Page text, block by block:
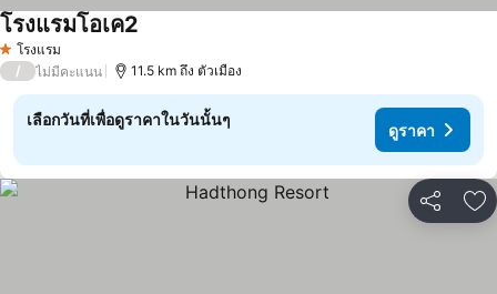
1 ดาวโรงแรม
โรงแรมโอเค2
/ ไม่มีคะแนน 11.5 km ถึง ตัวเมือง
เลือกวันที่เพื่อดูราคาในวันนั้นๆ
ดูราคา
แชร์ เ